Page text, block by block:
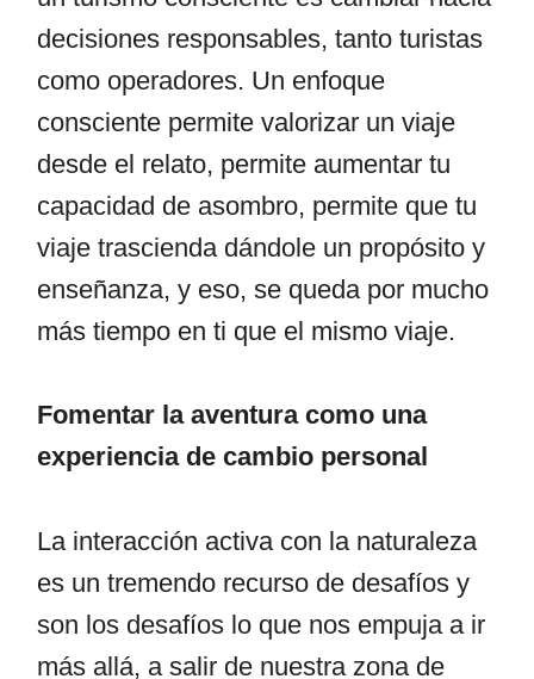
decisiones responsables, tanto turistas
como operadores. Un enfoque
consciente permite valorizar un viaje
desde el relato, permite aumentar tu
capacidad de asombro, permite que tu
viaje trascienda dándole un propósito y
enseñanza, y eso, se queda por mucho
más tiempo en ti que el mismo viaje.
Fomentar la aventura como una
experiencia de cambio personal
La interacción activa con la naturaleza
es un tremendo recurso de desafíos y
son los desafíos lo que nos empuja a ir
más allá, a salir de nuestra zona de